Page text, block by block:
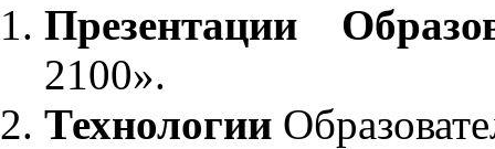
Презентации
2100».
Технологии